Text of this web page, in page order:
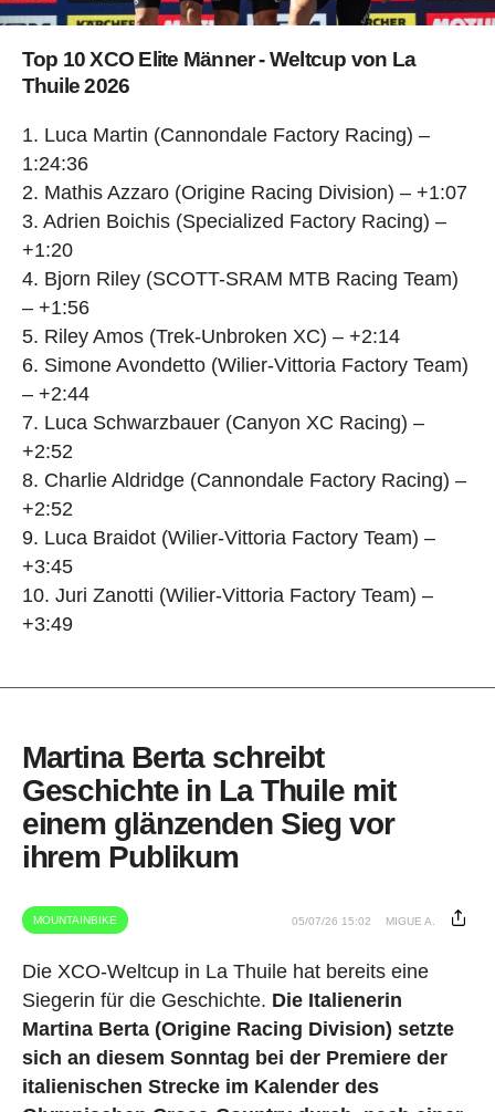
Top 10 XCO Elite Männer - Weltcup von La
Thuile 2026
1. Luca Martin (Cannondale Factory Racing) –
1:24:36
2. Mathis Azzaro (Origine Racing Division) – +1:07
3. Adrien Boichis (Specialized Factory Racing) –
+1:20
4. Bjorn Riley (SCOTT-SRAM MTB Racing Team)
– +1:56
5. Riley Amos (Trek-Unbroken XC) – +2:14
6. Simone Avondetto (Wilier-Vittoria Factory Team)
– +2:44
7. Luca Schwarzbauer (Canyon XC Racing) –
+2:52
8. Charlie Aldridge (Cannondale Factory Racing) –
+2:52
9. Luca Braidot (Wilier-Vittoria Factory Team) –
+3:45
10. Juri Zanotti (Wilier-Vittoria Factory Team) –
+3:49
Martina Berta schreibt
Geschichte in La Thuile mit
einem glänzenden Sieg vor
ihrem Publikum
MOUNTAINBIKE 05/07/26 15:02 MIGUE A.
Die XCO-Weltcup in La Thuile hat bereits eine
Siegerin für die Geschichte. Die Italienerin
Martina Berta (Origine Racing Division) setzte
sich an diesem Sonntag bei der Premiere der
italienischen Strecke im Kalender des